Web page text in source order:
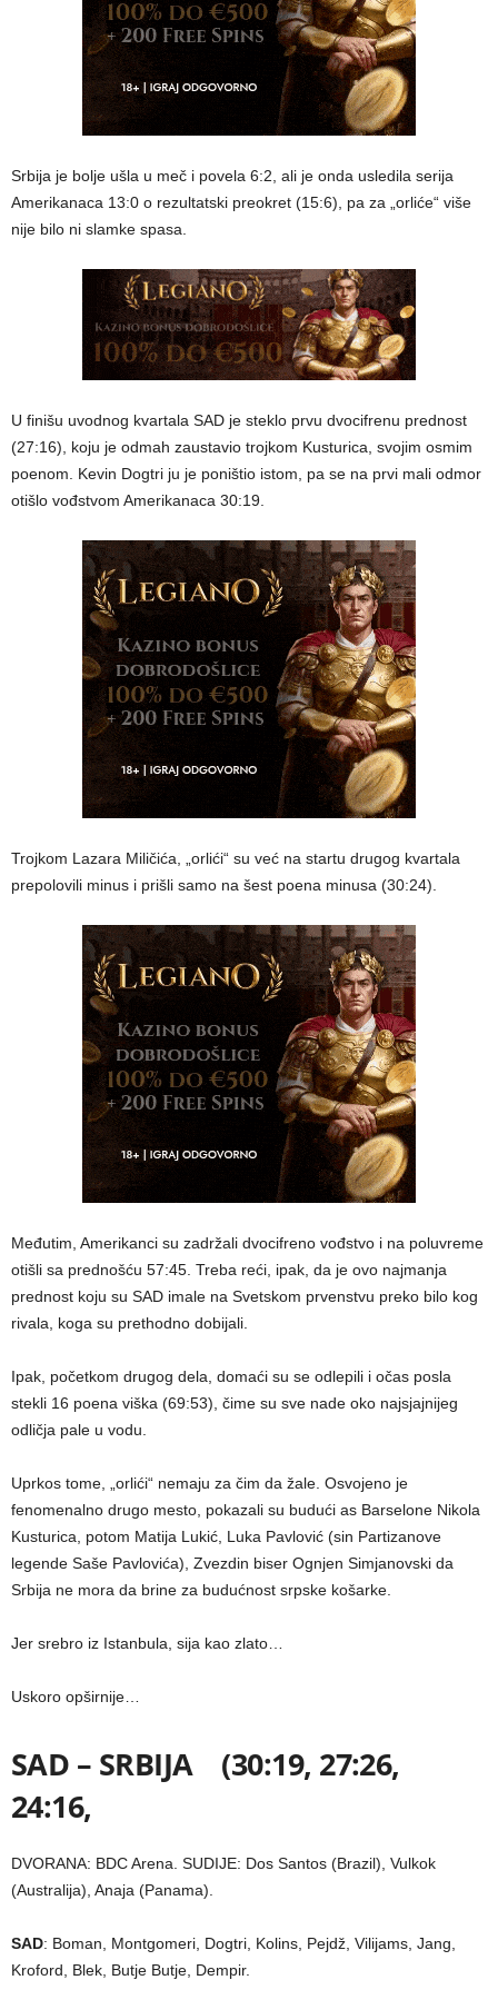
Srbija je bolje ušla u meč i povela 6:2, ali je onda usledila serija
Amerikanaca 13:0 o rezultatski preokret (15:6), pa za „orliće“ više
nije bilo ni slamke spasa.
U finišu uvodnog kvartala SAD je steklo prvu dvocifrenu prednost
(27:16), koju je odmah zaustavio trojkom Kusturica, svojim osmim
poenom. Kevin Dogtri ju je poništio istom, pa se na prvi mali odmor
otišlo vođstvom Amerikanaca 30:19.
Trojkom Lazara Miličića, „orlići“ su već na startu drugog kvartala
prepolovili minus i prišli samo na šest poena minusa (30:24).
Međutim, Amerikanci su zadržali dvocifreno vođstvo i na poluvreme
otišli sa prednošću 57:45. Treba reći, ipak, da je ovo najmanja
prednost koju su SAD imale na Svetskom prvenstvu preko bilo kog
rivala, koga su prethodno dobijali.
Ipak, početkom drugog dela, domaći su se odlepili i očas posla
stekli 16 poena viška (69:53), čime su sve nade oko najsjajnijeg
odličja pale u vodu.
Uprkos tome, „orlići“ nemaju za čim da žale. Osvojeno je
fenomenalno drugo mesto, pokazali su budući as Barselone Nikola
Kusturica, potom Matija Lukić, Luka Pavlović (sin Partizanove
legende Saše Pavlovića), Zvezdin biser Ognjen Simjanovski da
Srbija ne mora da brine za budućnost srpske košarke.
Jer srebro iz Istanbula, sija kao zlato…
Uskoro opširnije…
SAD – SRBIJA (30:19, 27:26,
24:16,
DVORANA: BDC Arena. SUDIJE: Dos Santos (Brazil), Vulkok
(Australija), Anaja (Panama).
SAD: Boman, Montgomeri, Dogtri, Kolins, Pejdž, Vilijams, Jang,
Kroford, Blek, Butje Butje, Dempir.